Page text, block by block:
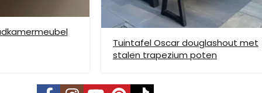
is per pallet en is op aanvraag.
Tuintafel Oscar douglashout met
stalen trapezium poten